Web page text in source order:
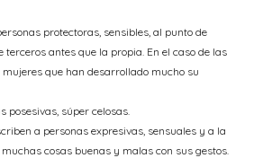
protectoras, sensibles, al punto de
antes que la propia. En el caso de las
que han desarrollado mucho su
posesivas, súper celosas.
a personas expresivas, sensuales y a la
cosas buenas y malas con sus gestos.